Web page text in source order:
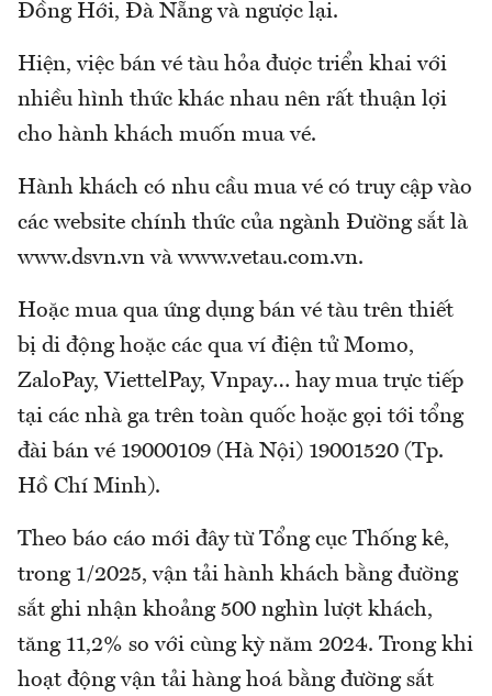
Đồng Hới, Đà Nẵng và ngược lại.
Hiện, việc bán vé tàu hỏa được triển khai với
nhiều hình thức khác nhau nên rất thuận lợi
cho hành khách muốn mua vé.
Hành khách có nhu cầu mua vé có truy cập vào
các website chính thức của ngành Đường sắt là
www.dsvn.vn và www.vetau.com.vn.
Hoặc mua qua ứng dụng bán vé tàu trên thiết
bị di động hoặc các qua ví điện tử Momo,
ZaloPay, ViettelPay, Vnpay… hay mua trực tiếp
tại các nhà ga trên toàn quốc hoặc gọi tới tổng
đài bán vé 19000109 (Hà Nội) 19001520 (Tp.
Hồ Chí Minh).
Theo báo cáo mới đây từ Tổng cục Thống kê,
trong 1/2025, vận tải hành khách bằng đường
sắt ghi nhận khoảng 500 nghìn lượt khách,
tăng 11,2% so với cùng kỳ năm 2024. Trong khi
hoạt động vận tải hàng hoá bằng đường sắt